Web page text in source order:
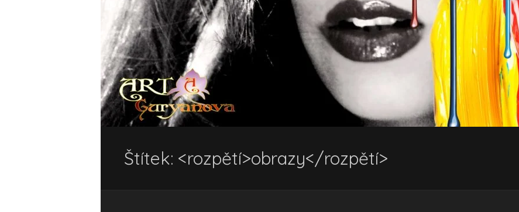
Štítek: <rozpětí>obrazy</rozpětí>